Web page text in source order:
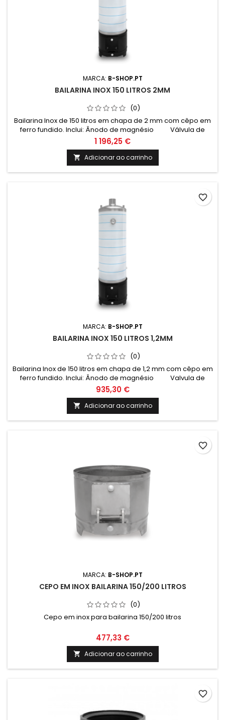
MARCA: B-SHOP.PT
BAILARINA INOX 150 LITROS 2MM
(0)
Bailarina Inox de 150 litros em chapa de 2 mm com cêpo em
ferro fundido. Inclui: Ânodo de magnésio Válvula de
segurança 6 Bar Termómetro e cordão refratário
Medidas: Altura: 1400mm Altura total com cepo: 1770mm
Diametro: 480mm
1 196,25 €
 Adicionar ao carrinho
MARCA: B-SHOP.PT
BAILARINA INOX 150 LITROS 1,2MM
(0)
Bailarina Inox de 150 litros em chapa de 1,2 mm com cêpo em
ferro fundido. Inclui: Ânodo de magnésio Valvula de
segurança 6 Bar Termómetro e cordão refratário
Medidas: Altura: 1400mm Altura total com cepo: 1770mm
Diametro: 480mm
935,30 €
 Adicionar ao carrinho
favorite_border
MARCA: B-SHOP.PT
CEPO EM INOX BAILARINA 150/200 LITROS
(0)
Cepo em inox para bailarina 150/200 litros
477,33 €
 Adicionar ao carrinho
favorite_border
favorite_border